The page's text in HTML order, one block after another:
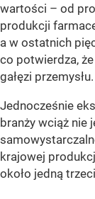
wartości – od
produkcji
a w ostatnich
co potwierdza,
gałęzi przemysłu.
Jednocześnie
branży wciąż nie
krajowej
około jedną